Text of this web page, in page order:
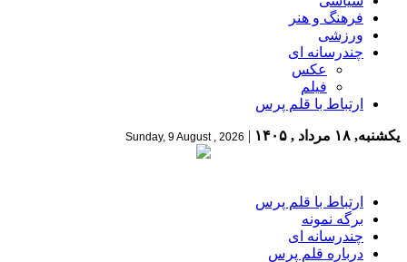
فرهنگ و هنر
ورزشی
چندرسانه ای
عکس
فیلم
ارتباط با قلم پرس
یکشنبه, ۱۸ مرداد , ۱۴۰۵ |
Sunday, 9 August , 2026
ارتباط با قلم پرس
برگه نمونه
چندرسانه ای
درباره قلم پرس